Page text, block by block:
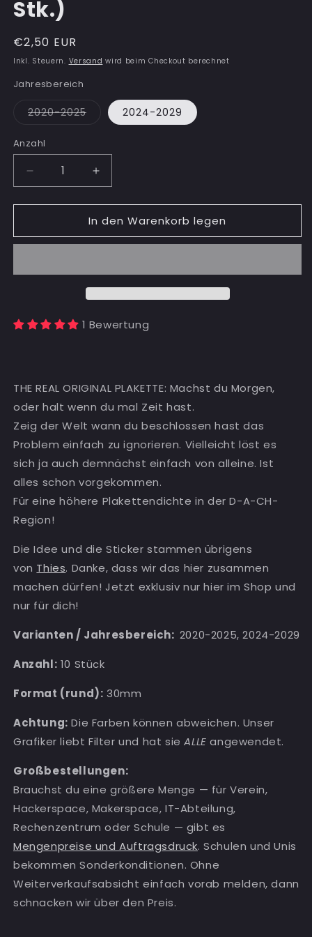
Stk.)
Normaler
Preis
€2,50 EUR
Inkl. Steuern. Versand wird beim Checkout berechnet
Jahresbereich
2020-2025Variante
ausverkauft
verfügbar
2024-2029
Anzahl
Anzahl
Verringere
die
Menge
Plakette:
(10
Erhöhe
die
Menge
für
Plakette:
(10
In den Warenkorb legen
1 Bewertung
THE REAL ORIGINAL PLAKETTE: Machst du Morgen,
oder halt wenn du mal Zeit hast.
Zeig der Welt wann du beschlossen hast das
Problem einfach zu ignorieren. Vielleicht löst es
sich ja auch demnächst einfach von alleine. Ist
alles schon vorgekommen.
Für eine höhere Plakettendichte in der D-A-CH-
Region!
Die Idee und die Sticker stammen übrigens
von Thies. Danke, dass wir das hier zusammen
machen dürfen! Jetzt exklusiv nur hier im Shop und
nur für dich!
Varianten / Jahresbereich: 2020-2025,2024-2029
Anzahl: 10 Stück
Format (rund): 30mm
Achtung: Die Farben können abweichen. Unser
Grafiker liebt Filter und hat sieALLE angewendet.
Großbestellungen:
Brauchst du eine größere Menge — für Verein,
Hackerspace, Makerspace, IT-Abteilung,
Rechenzentrum oder Schule — gibt es
Mengenpreise und Auftragsdruck. Schulen und Unis
bekommen Sonderkonditionen. Ohne
Weiterverkaufsabsicht einfach vorab melden, dann
schnacken wir über den Preis.